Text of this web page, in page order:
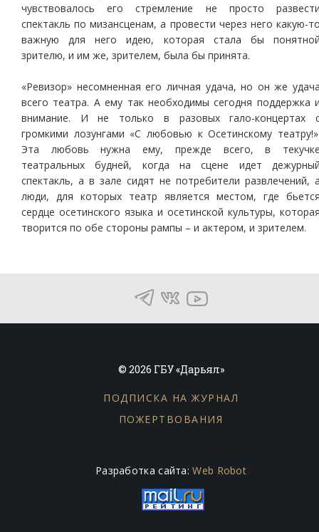
чувствовалось его стремление не просто
спектакль по мизансценам, а провести через него какую-
важную для него идею, которая стала бы
зрителю, и им же, зрителем, была бы принята.
«Ревизор» несомненная его личная удача, но он же
всего театра. А ему так необходимы сегодня поддержка
внимание. И не только в разовых гало-концертах
громкими лозунгами «С любовью к Осетинскому
Эта любовь нужна ему, прежде всего, в
театральных будней, когда на сцене идет
спектакль, а в зале сидят не потребители развлечений,
люди, для которых театр является местом, где
сердце осетинского языка и осетинской культуры,
творится по обе стороны рампы – и актером, и зрителем.
© 2026 ГБУ «Дарьял»
ПОДПИСКА НА ЖУРНАЛ
ПОЖЕРТВОВАНИЯ
Разработка сайта:Web Robot